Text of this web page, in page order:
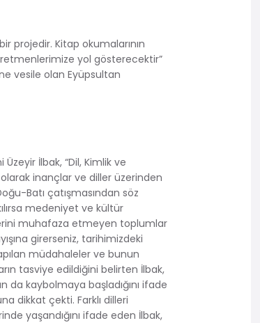
projedir. Kitap okumalarının
yol gösterecektir”
vesile olan Eyüpsultan
İlbak, “Dil, Kimlik ve
olarak inançlar ve diller üzerinden
Batı çatışmasından söz
medeniyet ve kültür
muhafaza etmeyen toplumlar
girerseniz, tarihimizdeki
müdahaleler ve bunun
tasviye edildiğini belirten İlbak,
kaybolmaya başladığını ifade
dikkat çekti. Farklı dilleri
yaşandığını ifade eden İlbak,